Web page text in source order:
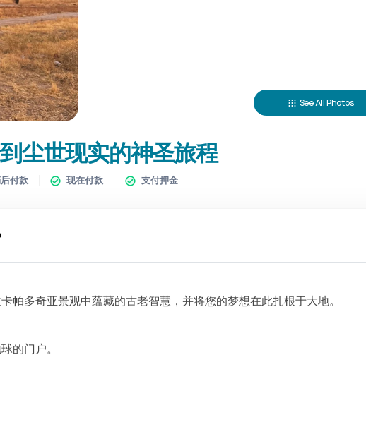
See All Photos
尘世现实的神圣旅程
付款 现在付款 支付押金
帕多奇亚景观中蕴藏的古老智慧，并将您的梦想在此扎根于大地。
的门户。